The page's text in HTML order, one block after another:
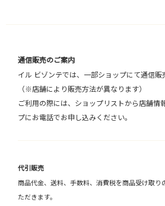
通信販売のご案内
イル ビゾンテでは、一部ショップにて通信販
（※店舗により販売方法が異なります）
ご利用の際には、ショップリストから店舗情
プにお電話でお申し込みください。
代引販売
商品代金、送料、手数料、消費税を商品受け取り
ただきます。